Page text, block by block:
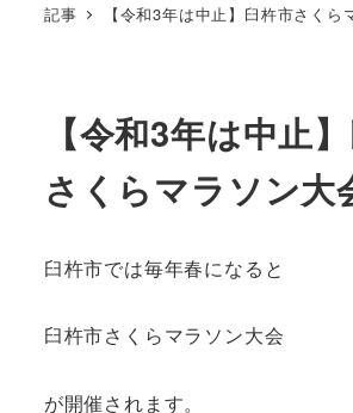
記事
【令和3年は中止】臼杵市さくら
【令和3年は中止
さくらマラソン大
臼杵市では毎年春になると
臼杵市さくらマラソン大会
が開催されます。